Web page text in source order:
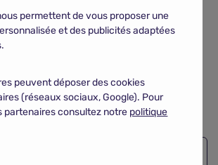
sur le continent africain.
mpox déclarée en Afrique n'est pour
sanitaires françaises sont bien
réagir efficacement en cas de
la maladie sur le territoire.
permettent de vous proposer une
et des publicités adaptées
peuvent déposer des cookies
(réseaux sociaux, Google). Pour
partenaires consultez notre politique